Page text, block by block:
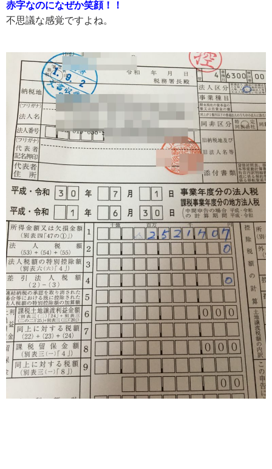
赤字なのになぜか笑顔！！
不思議な感覚ですよね。